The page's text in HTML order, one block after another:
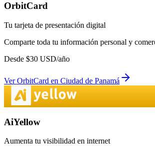
OrbitCard
Tu tarjeta de presentación digital
Comparte toda tu información personal y
Desde $30 USD/año
VerOrbitCard en Ciudad de Panamá
AiYellow
Aumenta tu visibilidad en internet